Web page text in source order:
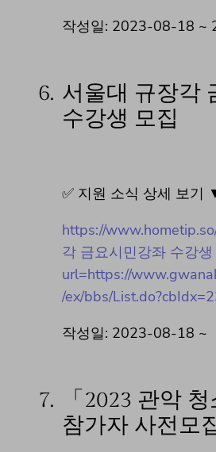
작성일: 2023-08-18 ~
6. 서울대 규장각
수강생 모집
✅ 지원 소식 상세 보기
https://
각 금요시민강좌 수강
url=https://
/ex/bbs/
작성일: 2023-08-18 ~
7.
「2023 관악
참가자 사전모